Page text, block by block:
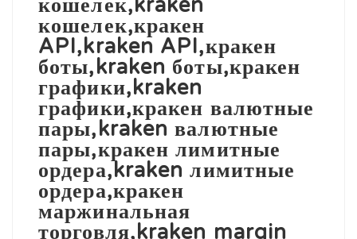
кошелек,kraken
кошелек,кракен
API,kraken API,кракен
боты,kraken боты,кракен
графики,kraken
графики,кракен валютные
пары,kraken валютные
пары,кракен лимитные
ордера,kraken лимитные
ордера,кракен
маржинальная
торговля,kraken margin